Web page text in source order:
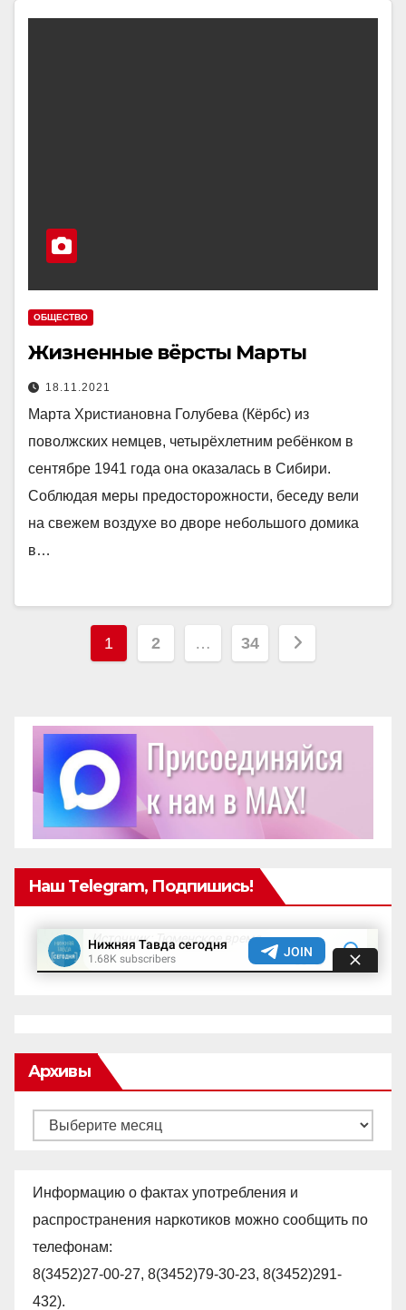
ОБЩЕСТВО
Жизненные вёрсты Марты
18.11.2021
Марта Христиановна Голубева (Кёрбс) из
поволжских немцев, четырёхлетним ребёнком в
сентябре 1941 года она оказалась в Сибири.
Соблюдая меры предосторожности, беседу вели
на свежем воздухе во дворе небольшого домика
в…
Пагинация
1 2 … 34
Наш Telegram, Подпишись!
Архивы
Архивы
Информацию о фактах употребления и
распространения наркотиков можно сообщить по
телефонам:
8(3452)27-00-27, 8(3452)79-30-23, 8(3452)291-
432).